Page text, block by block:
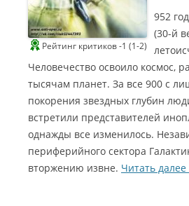
Рейтинг критиков -1 (1-2)
952
(30-й
Человечество освоило космос,
тысячам планет. За все 900 с
покорения звездных глубин
встретили представителей
однажды все изменилось.
периферийного сектора
вторжению извне. Читать далее